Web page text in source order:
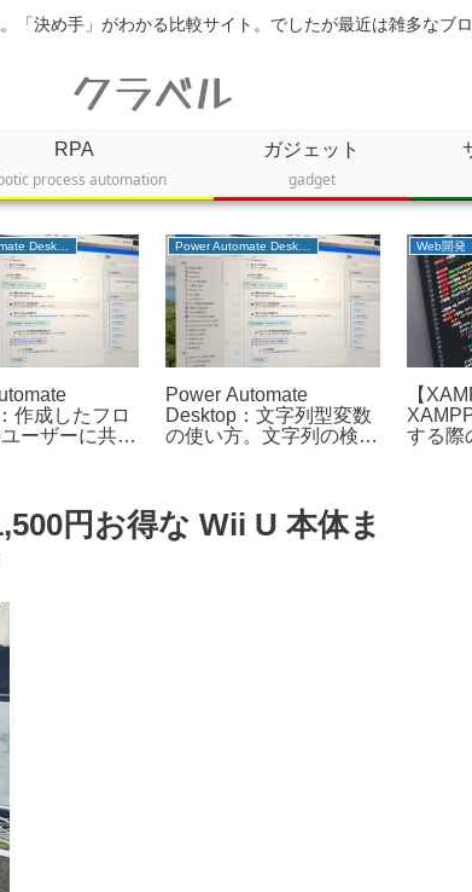
「決め手」がわかる比較サイト。でしたが最近は雑多なブ
クラベル
RPA
process automation
ガジェット
gadget
Power Automate Desktop
サブフローに
する方法につ
サービス
ChMate BBSMENUの登
録手順（5ch、bbspink、
まちBBS、ふたばちゃん
Power
をカウ
円お得な Wii U 本体ま